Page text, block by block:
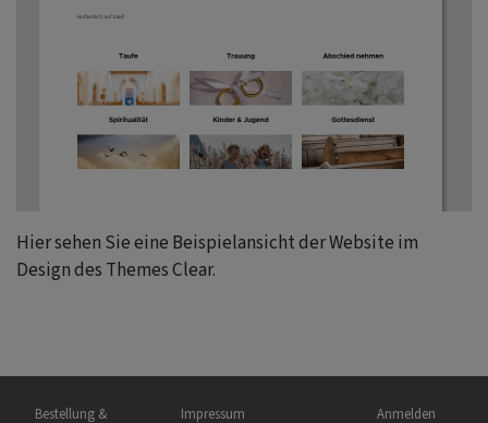
Hier sehen Sie eine Beispielansicht der Website im
Design des Themes Clear.
Hauptnavigation
Bestellung & Fußbereichsmenü
Impressum Benutzermenü
Anmelden